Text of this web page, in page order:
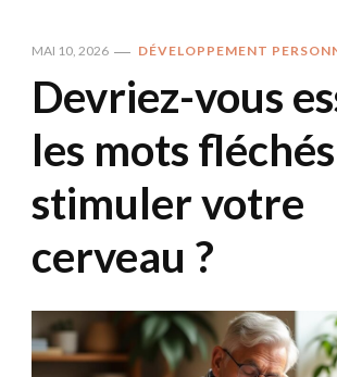
MAI 10, 2026 DÉVELOPPEMENT
Devriez-vous
les mots
stimuler votre
cerveau ?